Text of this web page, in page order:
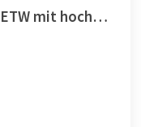
Hofheim - 2-Zimmer-Neubau-ETW mit hochwertiger Ausstattung